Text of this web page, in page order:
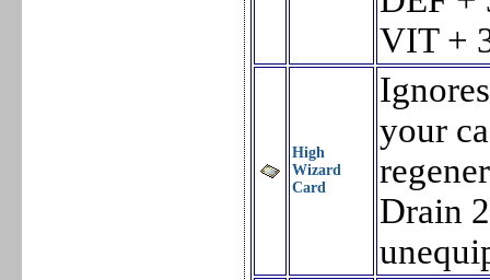
VIT +
High
Wizard
Card
your
Drain